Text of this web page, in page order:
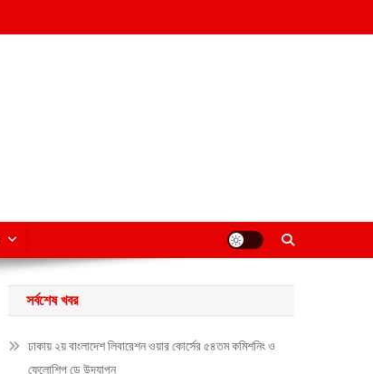
সর্বশেষ খবর
ঢাকায় ২য় বাংলাদেশ লিবারেশন ওয়ার কোর্সের ৫৪তম কমিশনিং ও
ফেলোশিপ ডে উদ্‌যাপন